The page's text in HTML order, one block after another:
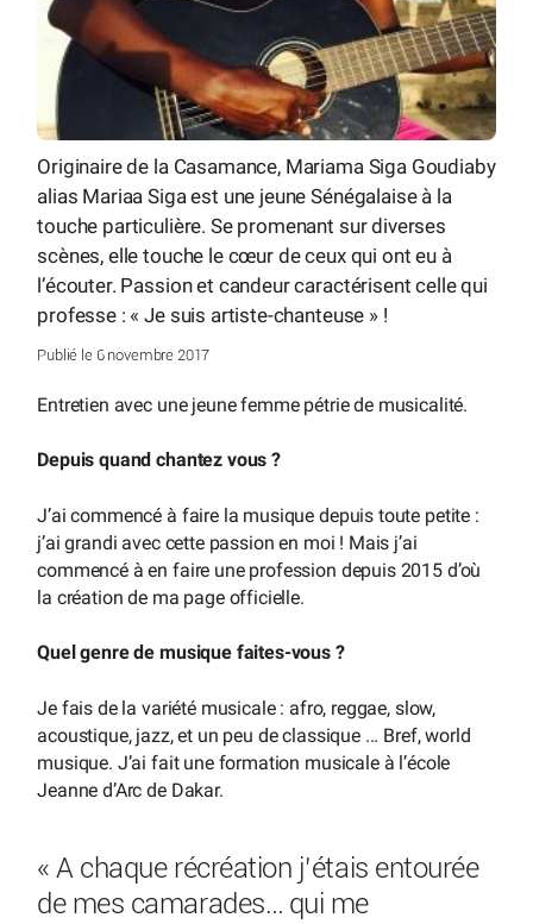
Originaire de la Casamance, Mariama Siga Goudiaby
alias Mariaa Siga est une jeune Sénégalaise à la
touche particulière. Se promenant sur diverses
scènes, elle touche le cœur de ceux qui ont eu à
l’écouter. Passion et candeur caractérisent celle qui
professe : « Je suis artiste-chanteuse » !
Publié le 6 novembre 2017
Entretien avec une jeune femme pétrie de musicalité.
Depuis quand chantez vous ?
J’ai commencé à faire la musique depuis toute petite :
j’ai grandi avec cette passion en moi ! Mais j’ai
commencé à en faire une profession depuis 2015 d’où
la création de ma page officielle.
Quel genre de musique faites-vous ?
Je fais de la variété musicale : afro, reggae, slow,
acoustique, jazz, et un peu de classique ... Bref, world
musique. J’ai fait une formation musicale à l’école
Jeanne d’Arc de Dakar.
« A chaque récréation j’étais entourée
de mes camarades… qui me